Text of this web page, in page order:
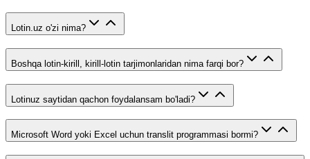
Lotin.uz o'zi nima?
Boshqa lotin-kirill, kirill-lotin tarjimonlaridan nima farqi bor?
Lotinuz saytidan qachon foydalansam bo'ladi?
Microsoft Word yoki Excel uchun translit programmasi bormi?